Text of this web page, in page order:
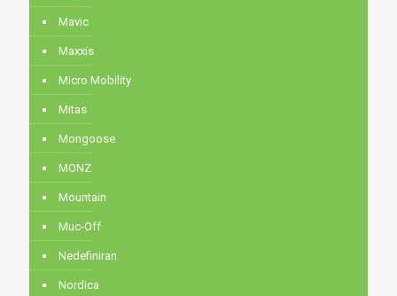
Mavic
Maxxis
Micro Mobility
Mitas
Mongoose
MONZ
Mountain
Muc-Off
Nedefiniran
Nordica